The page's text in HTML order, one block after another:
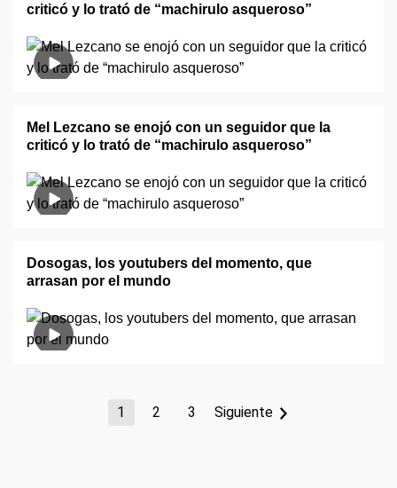
criticó y lo trató de “machirulo asqueroso”
Mel Lezcano se enojó con un seguidor que la
criticó y lo trató de “machirulo asqueroso”
Dosogas, los youtubers del momento, que
arrasan por el mundo
1 2 3 Siguiente